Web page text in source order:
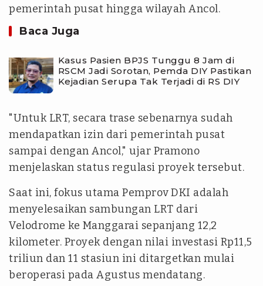
pemerintah pusat hingga wilayah Ancol.
Baca Juga
Kasus Pasien BPJS Tunggu 8 Jam di
RSCM Jadi Sorotan, Pemda DIY Pastikan
Kejadian Serupa Tak Terjadi di RS DIY
"Untuk LRT, secara trase sebenarnya sudah
mendapatkan izin dari pemerintah pusat
sampai dengan Ancol," ujar Pramono
menjelaskan status regulasi proyek tersebut.
Saat ini, fokus utama Pemprov DKI adalah
menyelesaikan sambungan LRT dari
Velodrome ke Manggarai sepanjang 12,2
kilometer. Proyek dengan nilai investasi Rp11,5
triliun dan 11 stasiun ini ditargetkan mulai
beroperasi pada Agustus mendatang.